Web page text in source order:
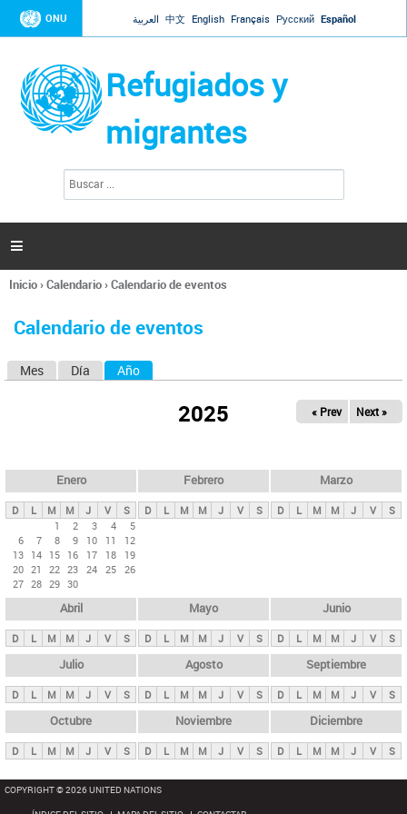
Jump to navigation
ONU العربية 中文 English Français Русский Español
Refugiados y
migrantes
l
d
s

Se
usted
Inicio›Calendario›Calendario de eventos
Calendario de eventos
s
p
n
i
p
a
l
s
Mes Día Año
2025 « Prev Next »
Enero
D L M M J V
S
1
2 3 4
5
6
7 8 9 10 11
12
13 14 15 16 17 18
19
20 21 22 23 24 25 26
27 28 29 30
Febrero
D L M M J V S
Marzo
D L M M J V S
Abril
D L M M J V S
Mayo
D L M M J V S
Junio
D L M M J V S
Julio
D L M M J V S
Agosto
D L M M J V S
Septiembre
D L M M J V S
Octubre
D L M M J V S
Noviembre
D L M M J V S
Diciembre
D L M M J V S
COPYRIGHT © 2026 UNITED NATIONS